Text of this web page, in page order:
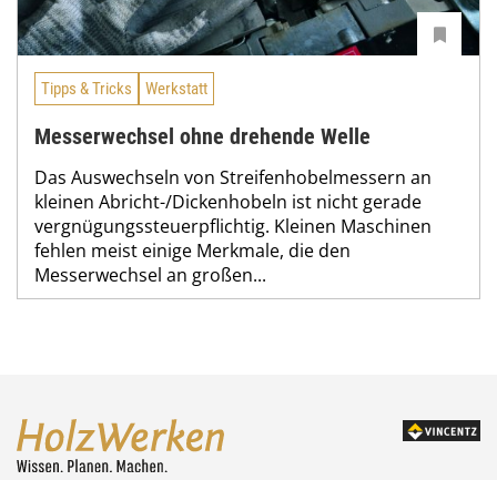
Tipps & Tricks Werkstatt
Messerwechsel ohne drehende Welle
Das Auswechseln von Streifenhobelmessern an
kleinen Abricht-/Dickenhobeln ist nicht gerade
vergnügungssteuerpflichtig. Kleinen Maschinen
fehlen meist einige Merkmale, die den
Messerwechsel an großen...